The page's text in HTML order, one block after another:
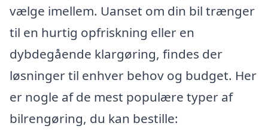
vælge imellem. Uanset om din bil trænger
til en hurtig opfriskning eller en
dybdegående klargøring, findes der
løsninger til enhver behov og budget. Her
er nogle af de mest populære typer af
bilrengøring, du kan bestille: